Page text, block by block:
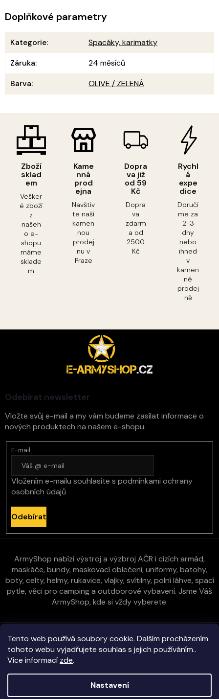
Tento web používá soubory cookie. Dalším procházením
tohoto webu vyjadřujete souhlas s jejich používáním..
Více informací zde.
Nastavení
Zboží
sklad
em
Vešker
é zboží
z
našeh
o e-
shopu
máme
sklade
m
Kame
nná
prod
ejna
Navštiv
te naší
kamen
nou
prodej
nu v
Praze
Dopra
va již
od 59
Kč
Dopra
va
zdarm
a od
2500
Kč
Rychl
á
expe
dice
Doručí
me za
2-3
dny
nebo
ihned
v
kamen
né
prodej
ně
Doplňkové parametry
Kategorie:
Spacáky, karimatky
Záruka:
24 měsíců
Barva: OLIVE / ZELENÁ
Odebírat newsletter
Vložte svůj e-mail a my vám budeme zasílat informace o
nových produktech na našem e-shopu.
E-mail
Vložením e-mailu souhlasíte s podmínkami ochrany
osobních údajů
Odebírat
ArmyShop nabízí výstroj a výzbroj AČR i cizích armád,
maskáče, bundy, maskovací oblečení, uniformy, batohy,
boty, celty, helmy, rukavice, vlajky, svítilny, polní láhve, spací
pytle, věci pro camping a outdoorové vybavení. Jsme Váš
ArmyShop, kde si vždy vyberete.
Zákaznická péče
Vše o nákupu